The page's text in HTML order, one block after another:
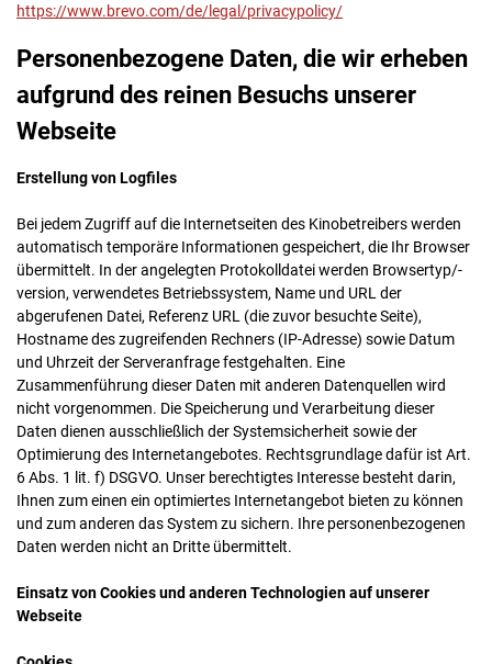
https://www.brevo.com/de/legal/privacypolicy/
Personenbezogene Daten, die wir erheben
aufgrund des reinen Besuchs unserer
Webseite
Erstellung von Logfiles
Bei jedem Zugriff auf die Internetseiten des Kinobetreibers werden
automatisch temporäre Informationen gespeichert, die Ihr Browser
übermittelt. In der angelegten Protokolldatei werden Browsertyp/-
version, verwendetes Betriebssystem, Name und URL der
abgerufenen Datei, Referenz URL (die zuvor besuchte Seite),
Hostname des zugreifenden Rechners (IP-Adresse) sowie Datum
und Uhrzeit der Serveranfrage festgehalten. Eine
Zusammenführung dieser Daten mit anderen Datenquellen wird
nicht vorgenommen. Die Speicherung und Verarbeitung dieser
Daten dienen ausschließlich der Systemsicherheit sowie der
Optimierung des Internetangebotes. Rechtsgrundlage dafür ist Art.
6 Abs. 1 lit. f) DSGVO. Unser berechtigtes Interesse besteht darin,
Ihnen zum einen ein optimiertes Internetangebot bieten zu können
und zum anderen das System zu sichern. Ihre personenbezogenen
Daten werden nicht an Dritte übermittelt.
Einsatz von Cookies und anderen Technologien auf unserer
Webseite